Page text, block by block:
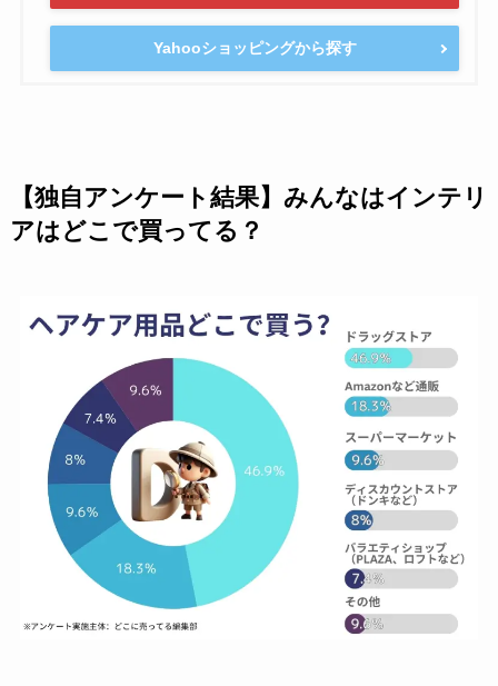
Yahooショッピングから探す
【独自アンケート結果】みんなはインテリ
アはどこで買ってる？